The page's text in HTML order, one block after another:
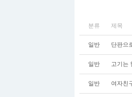
분류 제목
일반 단판으
일반 고기는
일반 여자친